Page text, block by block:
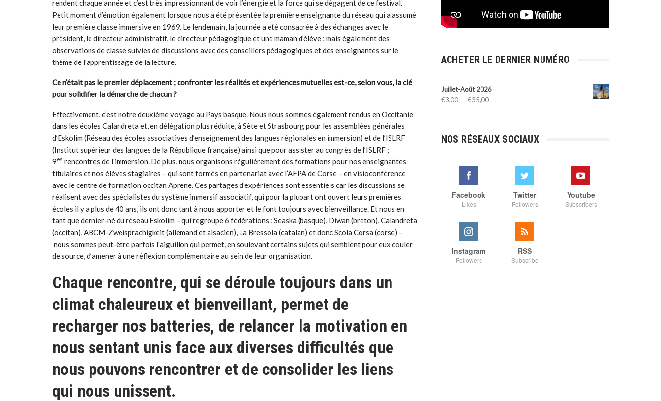
rendent chaque année et c’est très impressionnant de voir l’énergie et la force qui se dégagent de ce festival.
Petit moment d’émotion également lorsque nous a été présentée la première enseignante du réseau qui a assumé
leur première classe immersive en 1969. Le lendemain, la journée a été consacrée à des échanges avec le
président, le directeur administratif, le directeur pédagogique et une maman d’élève ; mais également des
observations de classe suivies de discussions avec des conseillers pédagogiques et des enseignantes sur le
thème de l’apprentissage de la lecture.
Ce n’était pas le premier déplacement ; confronter les réalités et expériences mutuelles est-ce, selon vous, la clé
pour solidifier la démarche de chacun ?
Effectivement, c’est notre deuxième voyage au Pays basque. Nous nous sommes également rendus en Occitanie
dans les écoles Calandreta et, en délégation plus réduite, à Sète et Strasbourg pour les assemblées générales
d’Eskolim (Réseau des écoles associatives d’enseignement des langues régionales en immersion) et de l’ISLRF
(Institut supérieur des langues de la République française) ainsi que pour assister au congrès de l’ISLRF ;
9es rencontres de l’immersion. De plus, nous organisons régulièrement des formations pour nos enseignantes
titulaires et nos élèves stagiaires – qui sont formés en partenariat avec l’AFPA de Corse – en visioconférence
avec le centre de formation occitan Aprene. Ces partages d’expériences sont essentiels car les discussions se
réalisent avec des spécialistes du système immersif associatif, qui pour la plupart ont ouvert leurs premières
écoles il y a plus de 40 ans, ils ont donc tant à nous apporter et le font toujours avec bienveillance. Et nous en
tant que dernier-né du réseau Eskolim – qui regroupe 6 fédérations : Seaska (basque), Diwan (breton), Calandreta
(occitan), ABCM-Zweisprachigkeit (allemand et alsacien), La Bressola (catalan) et donc Scola Corsa (corse) –
nous sommes peut-être parfois l’aiguillon qui permet, en soulevant certains sujets qui semblent pour eux couler
de source, d’amener à une réflexion complémentaire au sein de leur organisation.
Chaque rencontre, qui se déroule toujours dans un
climat chaleureux et bienveillant, permet de
recharger nos batteries, de relancer la motivation en
nous sentant unis face aux diverses difficultés que
nous pouvons rencontrer et de consolider les liens
qui nous unissent.
ACHETER LE DERNIER NUMÉRO
Juillet-Août 2026
€3,00 – €35,00Plage
à
NOS RÉSEAUX SOCIAUX
Facebook
Likes
Twitter
Followers
Youtube
Subscribers
Instagram
Followers
RSS
Subscribe